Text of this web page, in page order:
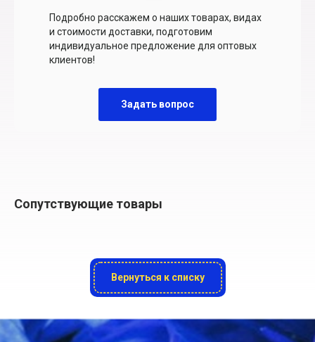
Подробно расскажем о наших товарах, видах
и стоимости доставки, подготовим
индивидуальное предложение для оптовых
клиентов!
Задать вопрос
Сопутствующие товары
Вернуться к списку